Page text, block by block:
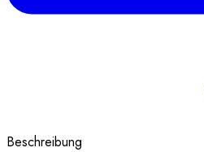
Beschreibung